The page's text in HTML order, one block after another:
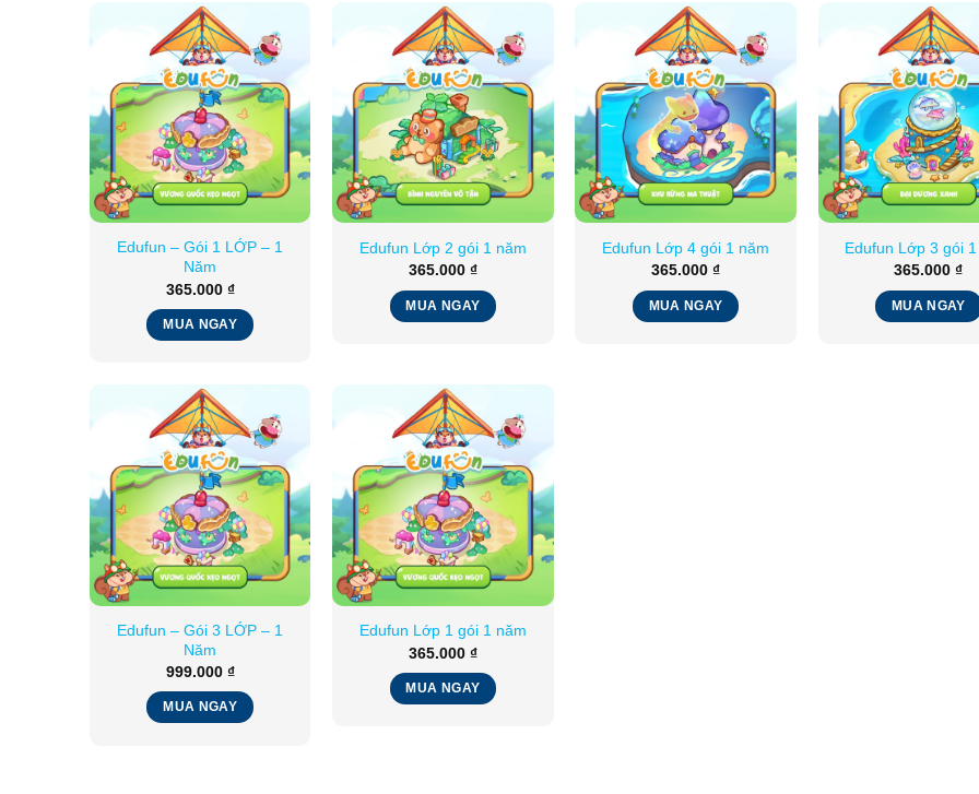
Edufun – Gói 1 LỚP – 1
Năm
365.000 ₫
MUA NGAY
Edufun Lớp 2 gói 1 năm
365.000 ₫
MUA NGAY
Edufun Lớp 4 gói 1 năm
365.000₫
MUA NGAY
Edufun Lớp 3 gói
365.000₫
MUA NGAY
Edufun – Gói 3 LỚP – 1
Năm
999.000 ₫
MUA NGAY
Edufun Lớp 1 gói 1 năm
365.000 ₫
MUA NGAY